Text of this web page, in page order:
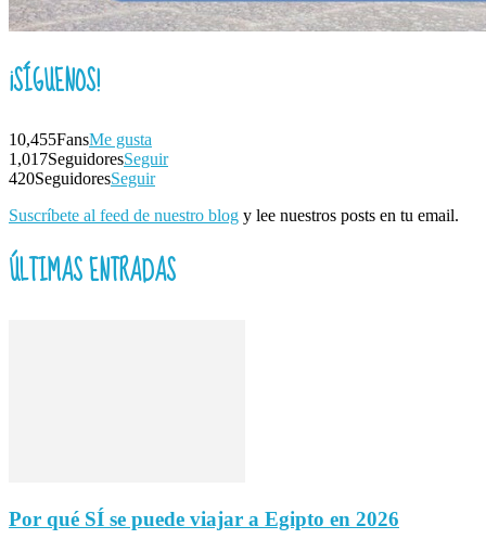
¡SÍGUENOS!
10,455FansMe gusta
1,017SeguidoresSeguir
420SeguidoresSeguir
Suscríbete al feed de nuestro blog y lee nuestros posts en tu email.
ÚLTIMAS ENTRADAS
Por qué SÍ se puede viajar a Egipto en 2026